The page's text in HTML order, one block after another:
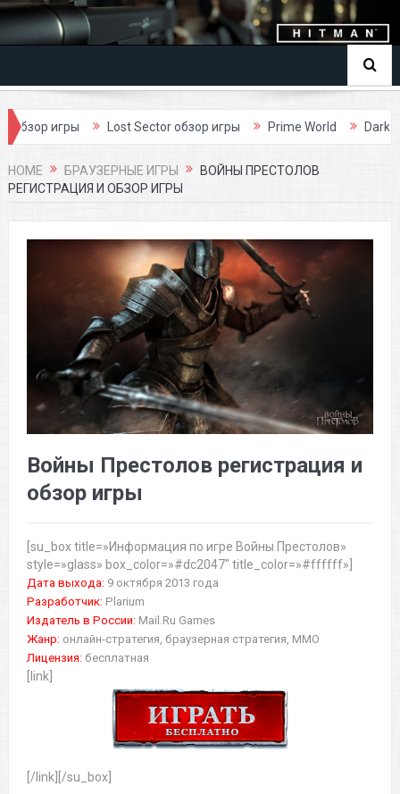
Lost Sector обзор игры Prime World Dark Age обзор
HOME БРАУЗЕРНЫЕ ИГРЫ
ВОЙНЫ ПРЕСТОЛОВ
РЕГИСТРАЦИЯ И ОБЗОР ИГРЫ
Войны Престолов регистрация и
обзор игры
[su_box title=»Информация по игре Войны Престолов»
style=»glass» box_color=»#dc2047″ title_color=»#ffffff»]
Дата выхода: 9 октября 2013 года
Разработчик: Plarium
Издатель в России: Mail.Ru Games
Жанр: онлайн-стратегия, браузерная стратегия, MMO
Лицензия: бесплатная
[link]
[/link][/su_box]